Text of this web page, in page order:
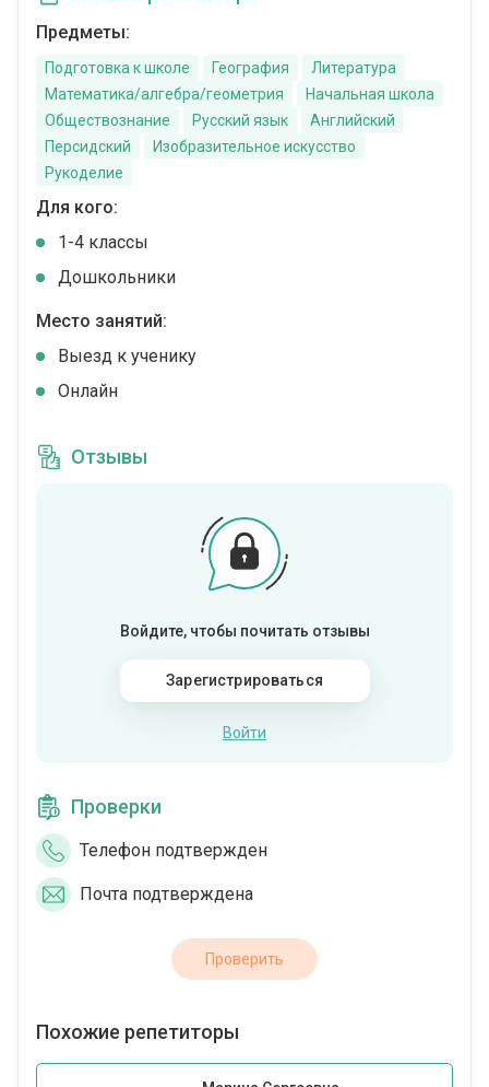
Предметы:
Подготовка к школе География
Литература
Математика/алгебра/геометрия
Начальная школа
Обществознание
Русский язык
Английский
Персидский
Изобразительное искусство
Рукоделие
Для кого:
1-4 классы
Дошкольники
Место занятий:
Выезд к ученику
Онлайн
Отзывы
Войдите, чтобы почитать отзывы
Зарегистрироваться
Войти
Проверки
Телефон подтвержден
Почта подтверждена
Проверить
Похожие репетиторы